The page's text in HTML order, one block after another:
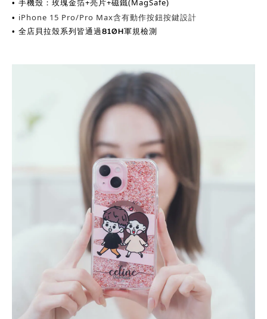
• 手機殼：玫瑰金箔+亮片+磁鐵(MagSafe)
• iPhone 15 Pro/Pro Max含有動作按鈕按鍵設計
• 全店貝拉殼系列皆通過810H軍規檢測